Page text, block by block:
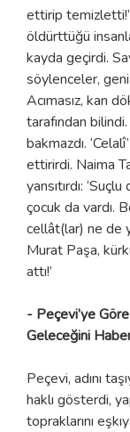
ettirip temizletti!’
öldürttüğü
kayda geçirdi.
söylenceler,
Acımasız, kan
tarafından
bakmazdı.
ettirirdi. Naima
yansıtırdı:
çocuk da vardı.
cellât(lar) ne de
Murat Paşa,
attı!’
- Peçevi’ye
Geleceğini
Peçevi, adını
haklı gösterdi,
topraklarını